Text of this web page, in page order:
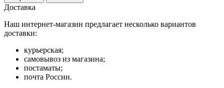
Доставка
Наш интернет-магазин предлагает несколько вариантов
доставки:
курьерская;
самовывоз из магазина;
постаматы;
почта России.